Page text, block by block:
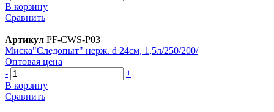
В корзину
Сравнить
Артикул PF-CWS-P03
Миска"Следопыт" нерж. d 24см, 1,5л/250/200/
Оптовая цена
-
+
В корзину
Сравнить